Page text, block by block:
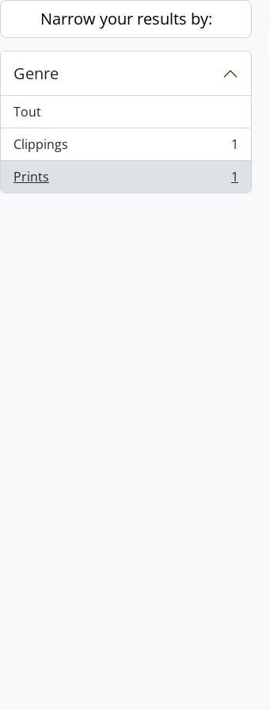
Skip to main content
Narrow your results by:
Genre
Tout
Clippings
, 1 résultats
1
Prints
, 1 résultats 1